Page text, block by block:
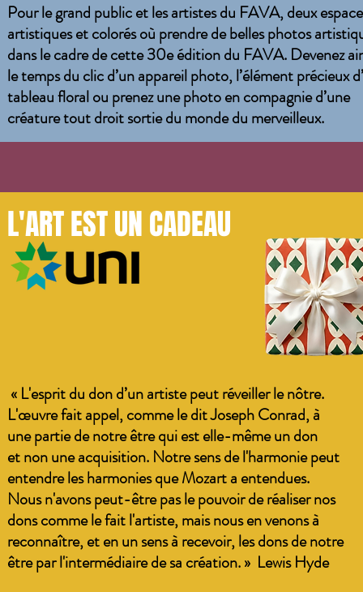
Pour le grand public et les artistes du FAVA, deux
artistiques et colorés où prendre de belles photos
dans le cadre de cette 30e édition du FAVA. Devenez
le temps du clic d’un appareil photo, l’élément précieux
tableau floral ou prenez une photo en compagnie d’une
créature tout droit sortie du monde du merveilleux.
L'ART EST UN CADEAU
« L'esprit du don d’un artiste peut réveiller le nôtre.
L'œuvre fait appel, comme le dit Joseph Conrad, à
une partie de notre être qui est elle-même un don
et non une acquisition. Notre sens de l'harmonie peut
entendre les harmonies que Mozart a entendues.
Nous n'avons peut-être pas le pouvoir de réaliser nos
dons comme le fait l'artiste, mais nous en venons à
reconnaître, et en un sens à recevoir, les dons de notre
être par l'intermédiaire de sa création. » Lewis Hyde